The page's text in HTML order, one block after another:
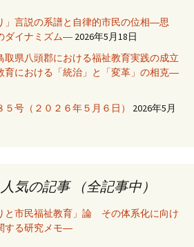
言説の系譜と自律的市民の位相―思
ダイナミズム― 2026年5月18日
県八頭郡における福祉教育実践の成立
育における「統治」と「変革」の相克―
号（２０２６年５月６日）
2026年5月
気の記事 （全記事中）
市民福祉教育」論 その体系化に向け
する研究メモ―